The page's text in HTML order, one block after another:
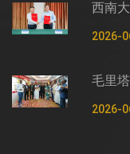
2026-
2026-